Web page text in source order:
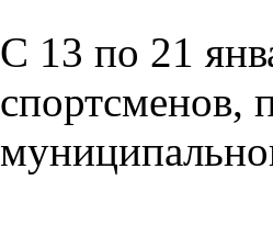
С 13 по 21
спортсменов,